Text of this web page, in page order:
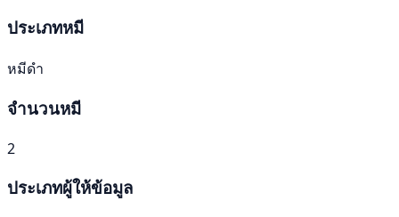
ประเภทหมี
หมีดำ
จำนวนหมี
2
ประเภทผู้ให้ข้อมูล